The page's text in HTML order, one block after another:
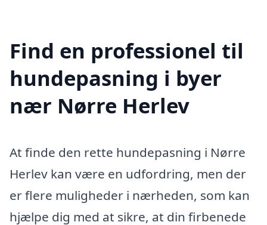
Find en professionel til
hundepasning i byer
nær Nørre Herlev
At finde den rette hundepasning i Nørre
Herlev kan være en udfordring, men der
er flere muligheder i nærheden, som kan
hjælpe dig med at sikre, at din firbenede